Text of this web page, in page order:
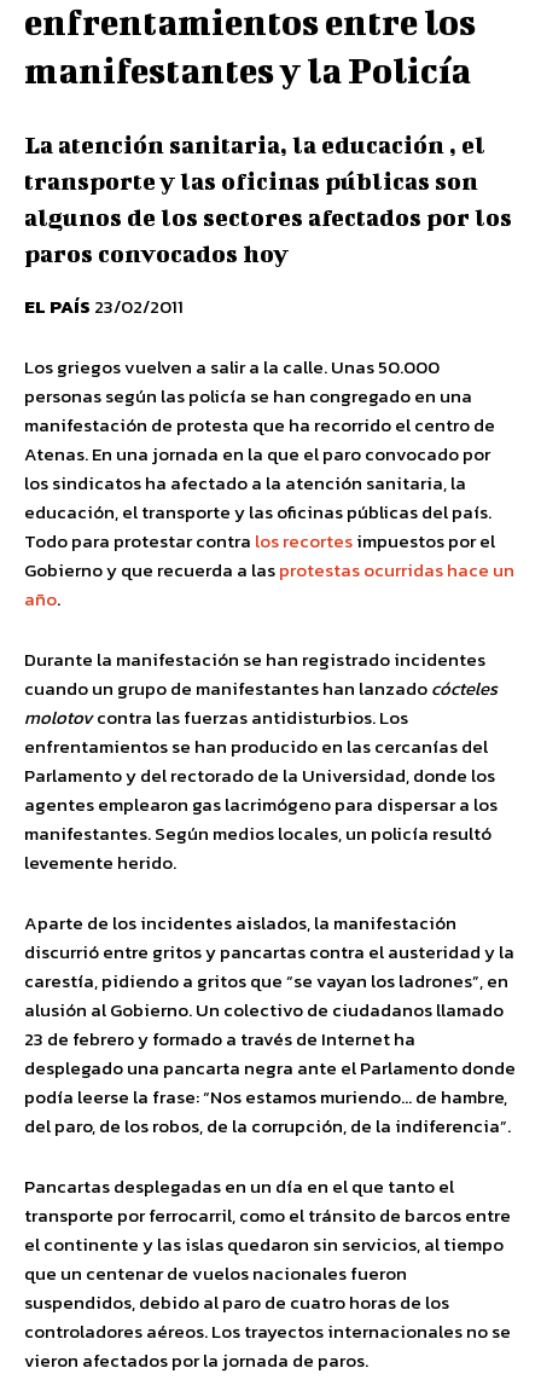
enfrentamientos entre los
manifestantes y la Policía
La atención sanitaria, la educación , el
transporte y las oficinas públicas son
algunos de los sectores afectados por los
paros convocados hoy
EL PAÍS 23/02/2011
Los griegos vuelven a salir a la calle. Unas 50.000
personas según las policía se han congregado en una
manifestación de protesta que ha recorrido el centro de
Atenas. En una jornada en la que el paro convocado por
los sindicatos ha afectado a la atención sanitaria, la
educación, el transporte y las oficinas públicas del país.
Todo para protestar contra los recortesimpuestos por el
Gobierno y que recuerda a lasprotestas ocurridas hace un
año.
Durante la manifestación se han registrado incidentes
cuando un grupo de manifestantes han lanzadocócteles
molotovcontra las fuerzas antidisturbios. Los
enfrentamientos se han producido en las cercanías del
Parlamento y del rectorado de la Universidad, donde los
agentes emplearon gas lacrimógeno para dispersar a los
manifestantes. Según medios locales, un policía resultó
levemente herido.
Aparte de los incidentes aislados, la manifestación
discurrió entre gritos y pancartas contra el austeridad y la
carestía, pidiendo a gritos que “se vayan los ladrones”, en
alusión al Gobierno. Un colectivo de ciudadanos llamado
23 de febrero y formado a través de Internet ha
desplegado una pancarta negra ante el Parlamento donde
podía leerse la frase: “Nos estamos muriendo… de hambre,
del paro, de los robos, de la corrupción, de la indiferencia”.
Pancartas desplegadas en un día en el que tanto el
transporte por ferrocarril, como el tránsito de barcos entre
el continente y las islas quedaron sin servicios, al tiempo
que un centenar de vuelos nacionales fueron
suspendidos, debido al paro de cuatro horas de los
controladores aéreos. Los trayectos internacionales no se
vieron afectados por la jornada de paros.